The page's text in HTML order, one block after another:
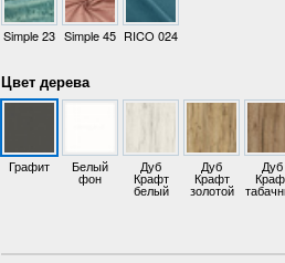
Simple 23 Simple 45 RICO 024
Цвет дерева
Графит Белый
фон
Дуб
Крафт
белый
Дуб
Крафт
золотой
Дуб